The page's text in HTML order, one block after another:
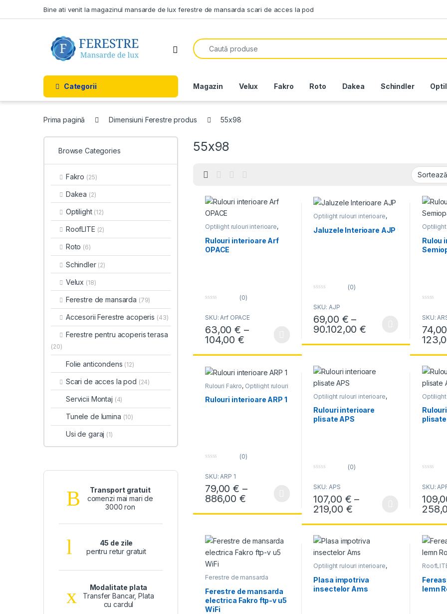
Bine ati venit la magazinul mansarde de lux ferestre de mansarda scari de acces la pod
Open
Search for:
Categorii Magazin Velux Fakro Roto Dakea Schindler
Prima pagină Dimensiuni Ferestre produs 55x98
55x98
Optilight rulouri interioare,
Rulouri Fakro
Optilight
Rulouri interioare Arf
OPACE
u
o
f
5
(0)
SKU: Arf OPACE
63,00€ –
104,00€Interval de prețuri: 63,00 € până la 104,00
Acest produs are mai multe variații. Opțiunile pot fi alese în pagina
Optilight rulouri interioare,
Rulouri Fakro
Jaluzele Interioare AJP
u
o
f
5
(0)
SKU: AJP
69,00 € –
90.102,00€Interval de
Acest produs are mai multe variații.
Rulouri
Optilight
Rulou
u
o
f
5
SKU:
Acest
Rulouri Fakro, Optilight rulouri
Rulouri Optilight
Rulouri interioare ARP 1
u
o
f
5
(0)
SKU: ARP 1
79,00€ –
886,00€Interval de prețuri: 79,00 € până la 886,00
Acest produs are mai multe variații. Opțiunile pot fi alese în pagina
Optilight rulouri interioare,
Optilight
Rulouri interioare
plisate APS
u
o
f
5
(0)
SKU: APS
107,00 € –
219,00 €Interval de prețuri:
Acest produs are mai multe variații.
Optilight
plisate
u
o
f
5
SKU:
Acest
Ferestre de mansarda
Ferestre de mansarda
electrica Fakro ftp-v u5
WiFi
Optilight rulouri interioare,
Rulouri Fakro
Optilight
Plasa impotriva
insectelor Ams
mediana
lemn
Browse Categories
Fakro (25)
Dakea (2)
Optilight (12)
RoofLITE (2)
Roto (6)
Schindler (2)
Velux (18)
Ferestre de mansarda (79)
Accesorii Ferestre acoperis (43)
Ferestre pentru acoperis terasa
(20)
Folie anticondens (12)
Scari de acces la pod (24)
Servicii Montaj (4)
Tunele de lumina (10)
Usi de garaj (1)
Transport gratuit
comenzi mai mari de
3000 ron
45 de zile
pentru retur gratuit
Modalitate plata
Transfer Bancar, Plata
cu cardul